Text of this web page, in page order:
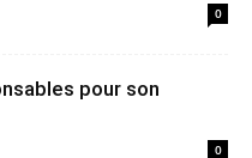
0
pour son
0